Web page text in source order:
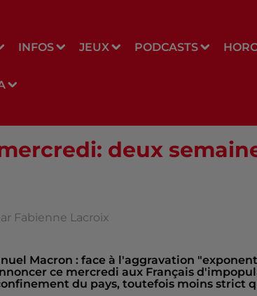
INFOS JEUX PODCASTS
deux
Fabienne Lacroix
Macron : face à l'aggravation
ce mercredi aux Français
du pays, toutefois moins strict